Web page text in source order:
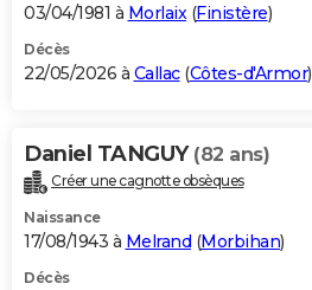
03/04/1981 à Morlaix(Finistère)
Décès
22/05/2026 à Callac(Côtes-d'Armor)
Daniel TANGUY (82 ans)
Créer une cagnotte obsèques
Naissance
17/08/1943 à Melrand (Morbihan)
Décès